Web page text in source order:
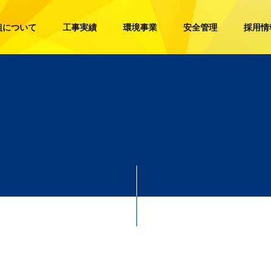
ついて 工事実績 環境事業 安全管理 採用情